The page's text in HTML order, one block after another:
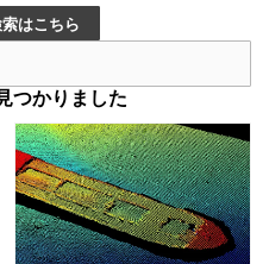
はこちら
つかりました